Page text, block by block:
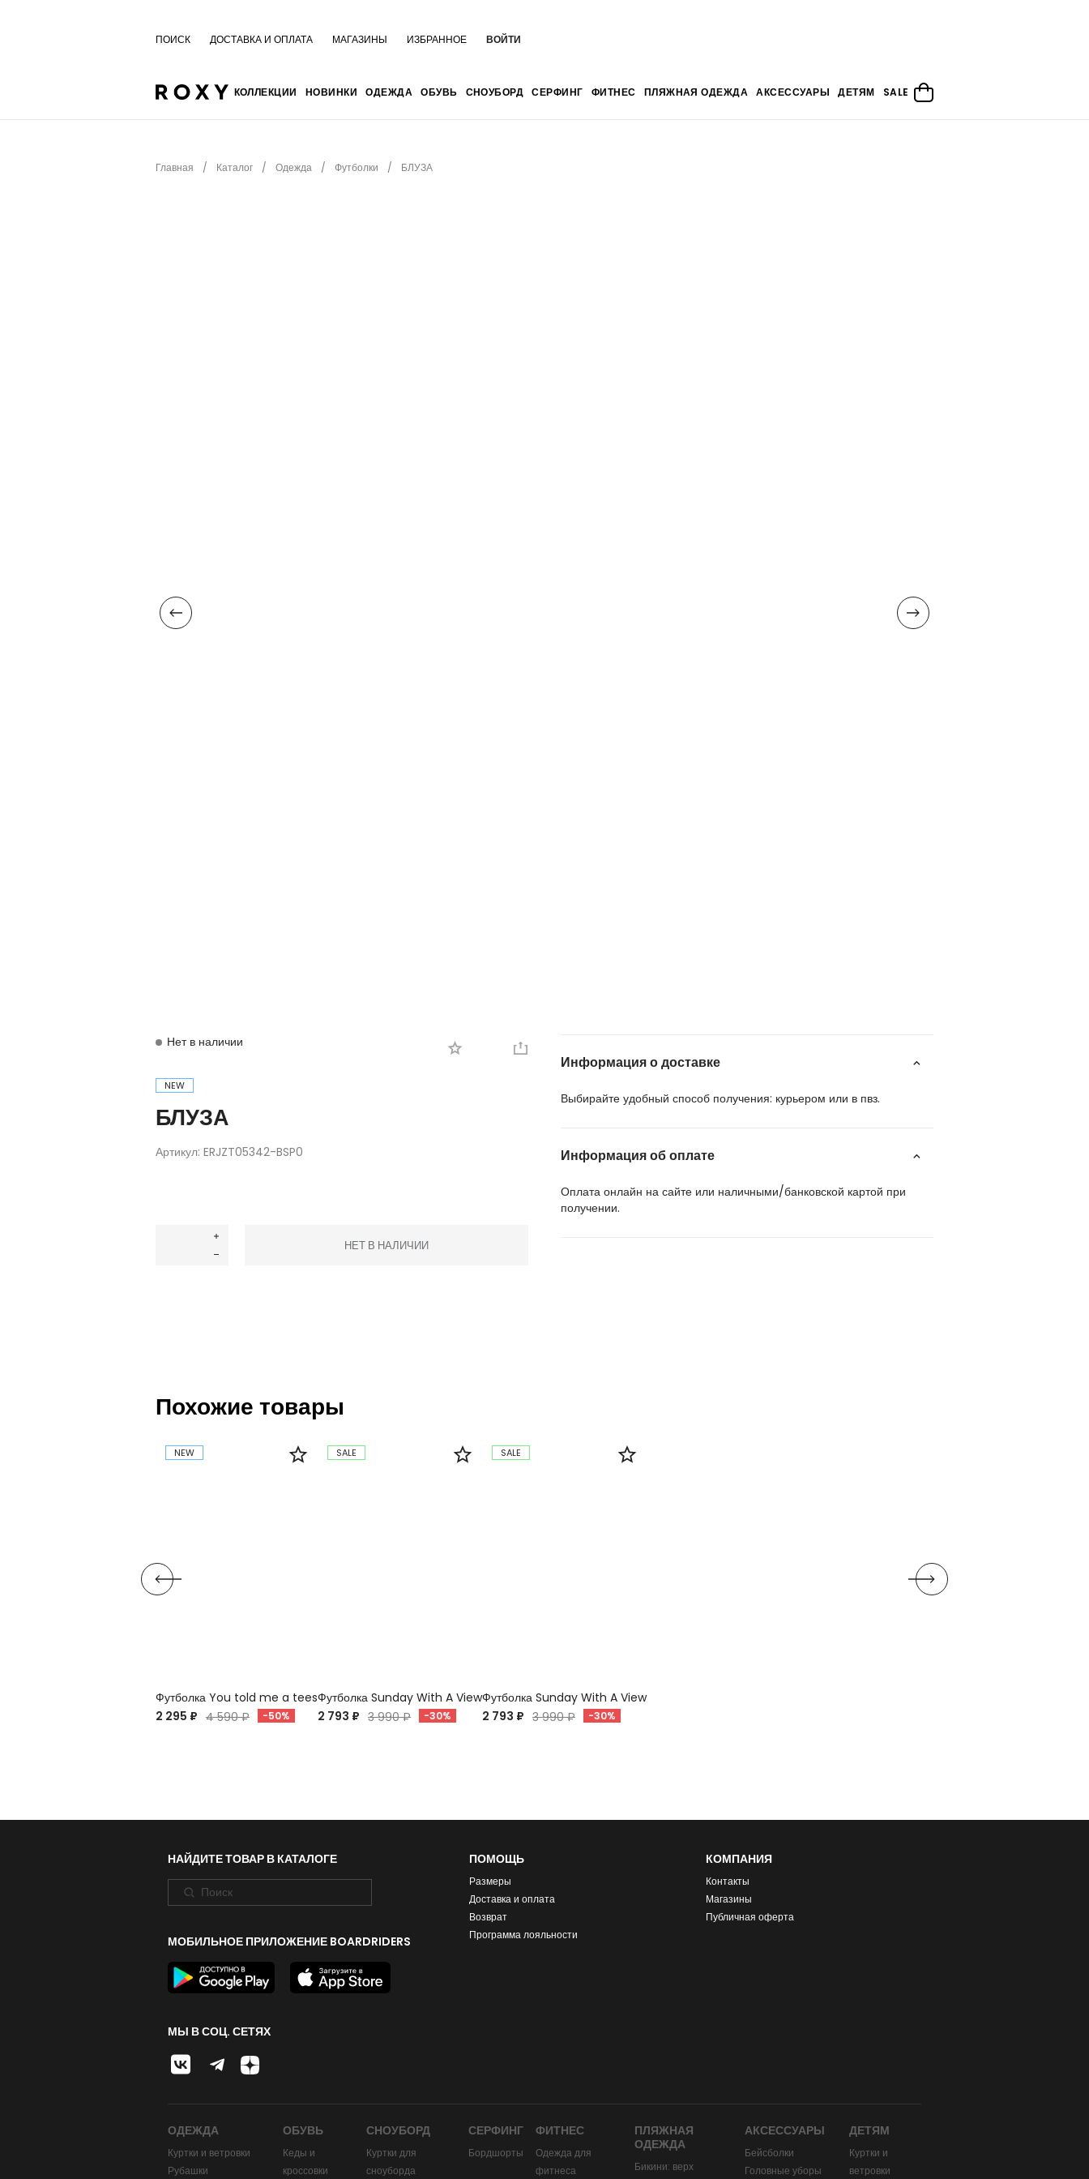
ПОИСК ДОСТАВКА И ОПЛАТА МАГАЗИНЫ ИЗБРАННОЕ ВОЙТИ
КОЛЛЕКЦИИ НОВИНКИ ОДЕЖДА ОБУВЬ СНОУБОРД СЕРФИНГ ФИТНЕС ПЛЯЖНАЯ ОДЕЖДА АКСЕССУАРЫ ДЕТЯМ SALE
Главная Каталог Одежда Футболки БЛУЗА
Нет в наличии
NEW
БЛУЗА
Артикул: ERJZT05342-BSP0
НЕТ В НАЛИЧИИ
Информация о доставке
Выбирайте удобный способ получения: курьером или в пвз.
Информация об оплате
Оплата онлайн на сайте или наличными/банковской картой при
получении.
Похожие товары
NEW
Футболка You told me a tees
2 295 ₽ 4 590 ₽ -50%
SALE
Футболка Sunday With A View
2 793 ₽ 3 990 ₽ -30%
SALE
Футболка Sunday With A View
2 793 ₽ 3 990 ₽ -30%
НАЙДИТЕ ТОВАР В КАТАЛОГЕ
МОБИЛЬНОЕ ПРИЛОЖЕНИЕ BOARDRIDERS
МЫ В СОЦ. СЕТЯХ
ПОМОЩЬ
Размеры
Доставка и оплата
Возврат
Программа лояльности
КОМПАНИЯ
Контакты
Магазины
Публичная оферта
ОДЕЖДА
Куртки и ветровки
Рубашки
ОБУВЬ
Кеды и
кроссовки
СНОУБОРД
Куртки для
сноуборда
СЕРФИНГ
Бордшорты
ФИТНЕС
Одежда для
фитнеса
ПЛЯЖНАЯ
ОДЕЖДА
Бикини: верх
АКСЕССУАРЫ
Бейсболки
Головные уборы
ДЕТЯМ
Куртки и
ветровки